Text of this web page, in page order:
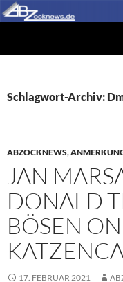
Zum
Inhalt
Schlagwort-Archiv:
ABZOCKNEWS,
JAN
DONALD
BÖSEN
17. FEBRUAR 2021